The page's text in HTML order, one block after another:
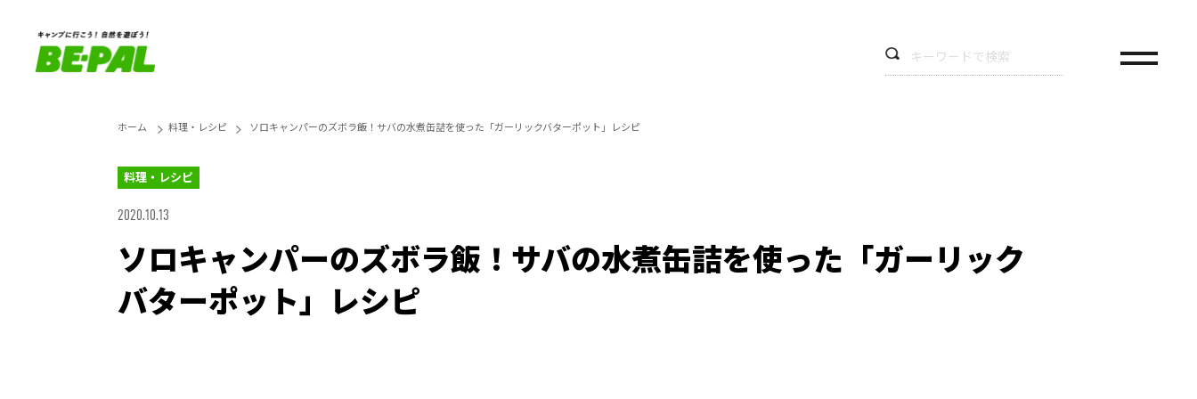
ホーム 料理・レシピ ソロキャンパーのズボラ飯！サバの水煮缶詰を使った「ガーリックバターポット」レシピ
料理・レシピ
2020.10.13
ソロキャンパーのズボラ飯！サバの水煮缶詰を使った「ガーリック
バターポット」レシピ